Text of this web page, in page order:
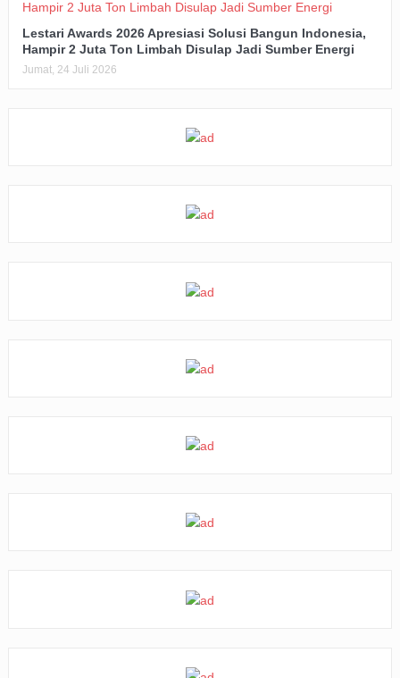
Lestari Awards 2026 Apresiasi Solusi Bangun Indonesia,
Hampir 2 Juta Ton Limbah Disulap Jadi Sumber Energi
Jumat, 24 Juli 2026